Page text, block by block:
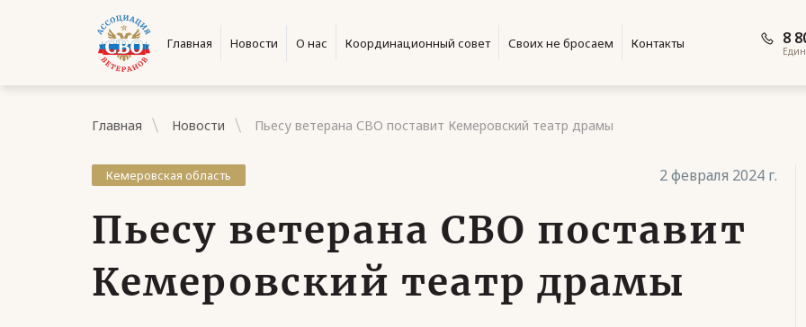
Главная Новости О нас Координационный совет Своих не бросаем Контакты 8
Главная Новости Пьесу ветерана СВО поставит Кемеровский театр драмы
Кемеровская область 2 февраля 2024 г.
Пьесу ветерана СВО поставит
Кемеровский театр драмы